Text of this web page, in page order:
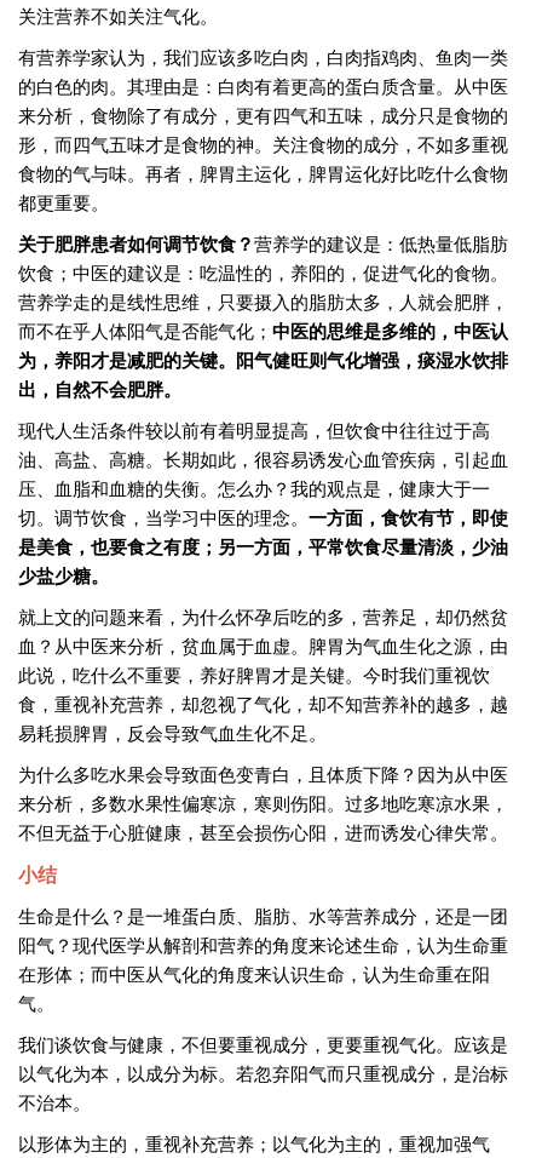
关注营养不如关注气化。
有营养学家认为，我们应该多吃白肉，白肉指鸡肉、鱼肉一类
的白色的肉。其理由是：白肉有着更高的蛋白质含量。从中医
来分析，食物除了有成分，更有四气和五味，成分只是食物的
形，而四气五味才是食物的神。关注食物的成分，不如多重视
食物的气与味。再者，脾胃主运化，脾胃运化好比吃什么食物
都更重要。 ​​​​
关于肥胖患者如何调节饮食？营养学的建议是：低热量低脂肪
饮食；中医的建议是：吃温性的，养阳的，促进气化的食物。
营养学走的是线性思维，只要摄入的脂肪太多，人就会肥胖，
而不在乎人体阳气是否能气化； 中医的思维是多维的，中医认
为，养阳才是减肥的关键。阳气健旺则气化增强，痰湿水饮排
出，自然不会肥胖。 ​​​​
现代人生活条件较以前有着明显提高，但饮食中往往过于高
油、高盐、高糖。长期如此，很容易诱发心血管疾病，引起血
压、血脂和血糖的失衡。怎么办？我的观点是，健康大于一
切。调节饮食，当学习中医的理念。 一方面，食饮有节，即使
是美食，也要食之有度；另一方面，平常饮食尽量清淡，少油
少盐少糖。
就上文的问题来看，为什么怀孕后吃的多，营养足，却仍然贫
血？从中医来分析，贫血属于血虚。脾胃为气血生化之源，由
此说，吃什么不重要，养好脾胃才是关键。今时我们重视饮
食，重视补充营养，却忽视了气化，却不知营养补的越多，越
易耗损脾胃，反会导致气血生化不足。​​​​
为什么多吃水果会导致面色变青白，且体质下降？因为从中医
来分析，多数水果性偏寒凉，寒则伤阳。过多地吃寒凉水果，
不但无益于心脏健康，甚至会损伤心阳，进而诱发心律失常。
小结
生命是什么？是一堆蛋白质、脂肪、水等营养成分，还是一团
阳气？现代医学从解剖和营养的角度来论述生命，认为生命重
在形体；而中医从气化的角度来认识生命，认为生命重在阳
气。
我们谈饮食与健康，不但要重视成分，更要重视气化。应该是
以气化为本，以成分为标。若忽弃阳气而只重视成分，是治标
不治本。 ​​​​
以形体为主的，重视补充营养；以气化为主的，重视加强气